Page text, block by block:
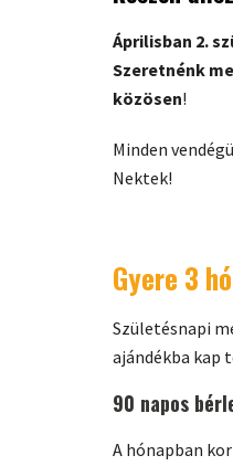
Áprilisban 2.
Szeretnénk
közösen!
Minden
Nektek!
Gyere 3
Születésnapi
ajándékba kap
90 napos
A hónapban